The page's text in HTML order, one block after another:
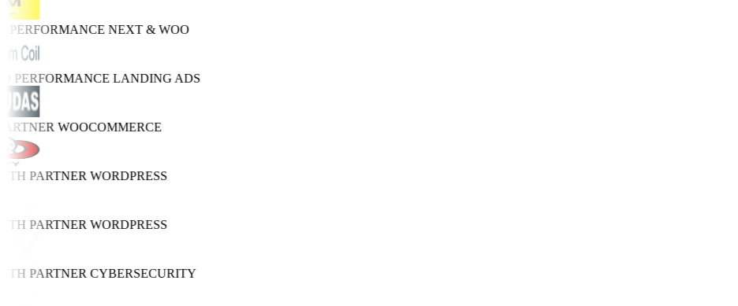
PERFORMANCENEXT & WOO
PERFORMANCELANDING ADS
WOOCOMMERCE
PARTNERWORDPRESS
PARTNERWORDPRESS
PARTNERCYBERSECURITY